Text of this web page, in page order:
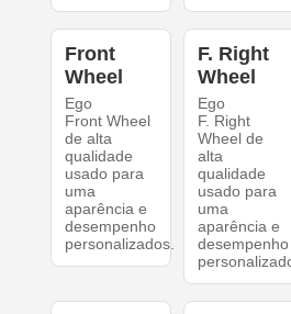
Front
Wheel
Ego
Front Wheel
de alta
qualidade
usado para
uma
aparência e
desempenho
personalizados.
F. Right
Wheel
Ego
F. Right
Wheel de
alta
qualidade
usado para
uma
aparência e
desempenho